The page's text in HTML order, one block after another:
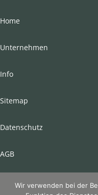
Home
Unternehmen
Info
Sitemap
Datenschutz
AGB
Impressum
Wir verwenden bei der